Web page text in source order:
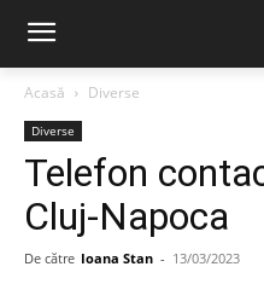
Acasă Diverse
Diverse
Telefon
Cluj-Napoca
De către Ioana Stan - 13/03/2023